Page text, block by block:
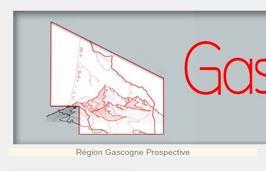
Région Gascogne Prospective